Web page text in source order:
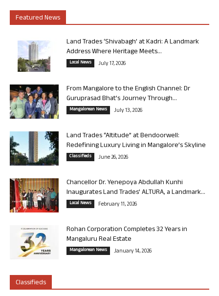
Featured News
Land Trades ‘Shivabagh’ at Kadri: A Landmark
Address Where Heritage Meets...
Local News July 17, 2026
From Mangalore to the English Channel: Dr
Guruprasad Bhat’s Journey Through...
Mangalorean News July 13, 2026
Land Trades “Altitude” at Bendoorwell:
Redefining Luxury Living in Mangalore’s Skyline
Classifieds June 26, 2026
Chancellor Dr. Yenepoya Abdullah Kunhi
Inaugurates Land Trades’ ALTURA, a Landmark...
Local News February 11, 2026
Rohan Corporation Completes 32 Years in
Mangaluru Real Estate
Mangalorean News January 14, 2026
Classifieds